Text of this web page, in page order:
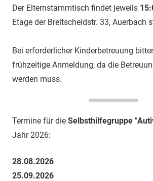
Der Elternstammtisch findet jeweils
Etage der Breitscheidstr. 33, Auerbach
Bei erforderlicher Kinderbetreuung
frühzeitige Anmeldung, da die
werden muss.
Termine für die Selbsthilfegruppe "
Jahr 2026:
28.08.2026
25.09.2026